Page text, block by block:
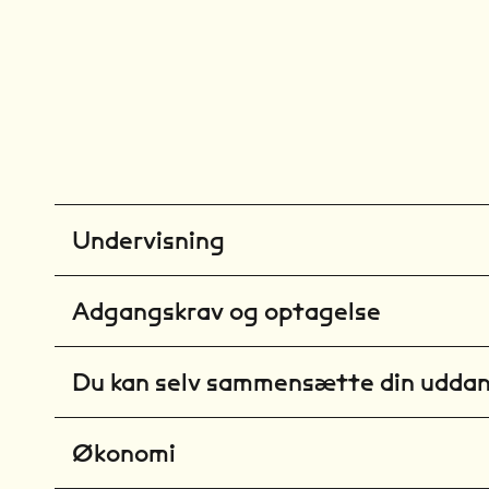
Undervisning
Adgangskrav og optagelse
Du kan selv sammensætte din
Økonomi